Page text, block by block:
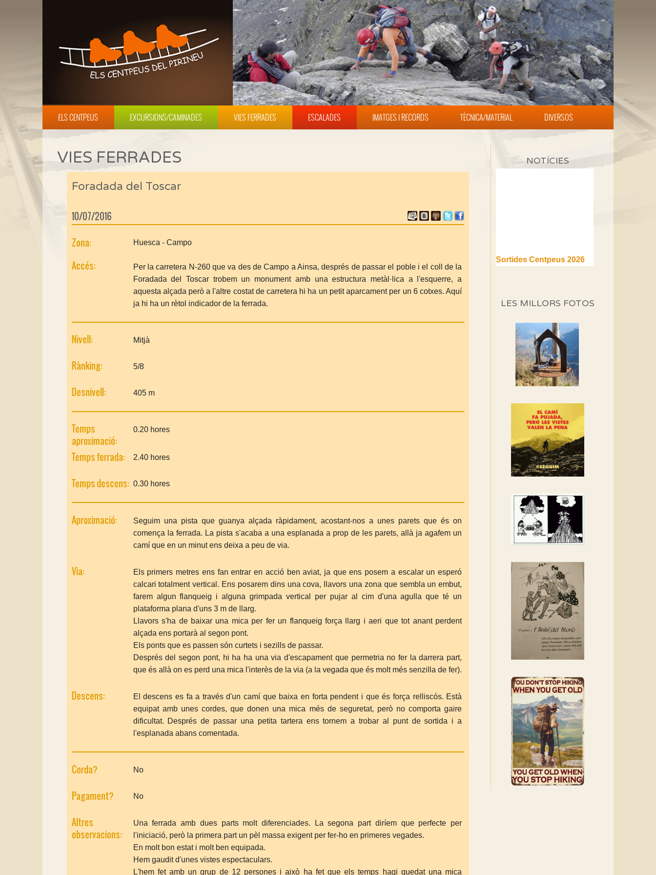
ELS CENTPEUS EXCURSIONS/CAMINADES VIES FERRADES ESCALADES IMATGES I RECORDS TÈCNICA/MATERIAL DIVERSOS
VIES FERRADES
Foradada del Toscar
10/07/2016
Zona: Huesca - Campo
Accés:
Per la carretera N-260 que va des de Campo a Ainsa, després de passar el poble i el coll de la
Foradada del Toscar trobem un monument amb una estructura metàl·lica a l'esquerre, a
aquesta alçada però a l'altre costat de carretera hi ha un petit aparcament per un 6 cotxes. Aquí
ja hi ha un rètol indicador de la ferrada.
Nivell: Mitjà
Rànking: 5/8
Desnivell: 405 m
Temps
aproximació:
0.20 hores
Temps ferrada: 2.40 hores
Temps descens: 0.30 hores
Aproximació:
Seguim una pista que guanya alçada ràpidament, acostant-nos a unes parets que és on
comença la ferrada. La pista s'acaba a una esplanada a prop de les parets, allà ja agafem un
camí que en un minut ens deixa a peu de via.
Via:
Els primers metres ens fan entrar en acció ben aviat, ja que ens posem a escalar un esperó
calcari totalment vertical. Ens posarem dins una cova, llavors una zona que sembla un embut,
farem algun flanqueig i alguna grimpada vertical per pujar al cim d'una agulla que té un
plataforma plana d'uns 3 m de llarg.
Llavors s'ha de baixar una mica per fer un flanqueig força llarg i aeri que tot anant perdent
alçada ens portarà al segon pont.
Els ponts que es passen són curtets i sezills de passar.
Després del segon pont, hi ha ha una via d'escapament que permetria no fer la darrera part,
que és allà on es perd una mica l'interès de la via (a la vegada que és molt més senzilla de fer).
Descens:
El descens es fa a través d'un camí que baixa en forta pendent i que és força relliscós. Està
equipat amb unes cordes, que donen una mica més de seguretat, però no comporta gaire
dificultat. Després de passar una petita tartera ens tornem a trobar al punt de sortida i a
l'esplanada abans comentada.
Corda? No
Pagament? No
Altres
observacions:
Una ferrada amb dues parts molt diferenciades. La segona part diríem que perfecte per
l'iniciació, però la primera part un pèl massa exigent per fer-ho en primeres vegades.
En molt bon estat i molt ben equipada.
Hem gaudit d'unes vistes espectaculars.
L'hem fet amb un grup de 12 persones i això ha fet que els temps hagi quedat una mica
NOTÍCIES
(1a part)
Si no podem caminar,
alguna cosa hem de fer...
Els Centpeus signen el
Manifest a favor dels
Camins Vells
associació adhereix-te al
Rebem un diploma dels
Amics de Sant Aniol
d'Aguja
Els Centpeus estem
recuperació del refugi i de
l'entorn de Sant Aniol
LES MILLORS FOTOS